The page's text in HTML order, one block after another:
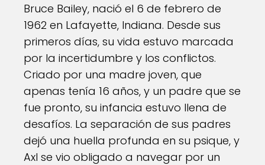
Bruce Bailey, nació el 6 de febrero de
1962 en Lafayette, Indiana. Desde sus
primeros días, su vida estuvo marcada
por la incertidumbre y los conflictos.
Criado por una madre joven, que
apenas tenía 16 años, y un padre que se
fue pronto, su infancia estuvo llena de
desafíos. La separación de sus padres
dejó una huella profunda en su psique, y
Axl se vio obligado a navegar por un